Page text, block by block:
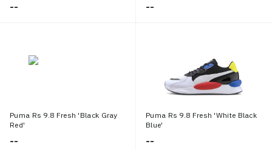
-- --
Puma Rs 9.8 Fresh 'Black Gray
Red'
--
Puma Rs 9.8 Fresh 'White Black
Blue'
--